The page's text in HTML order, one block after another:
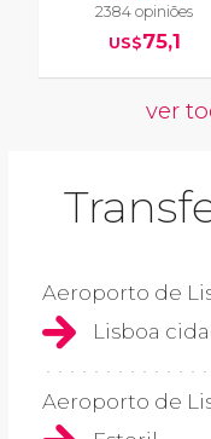
2384 opiniões
US$75,1
ver
Aeroporto de
Lisboa
Aeroporto de